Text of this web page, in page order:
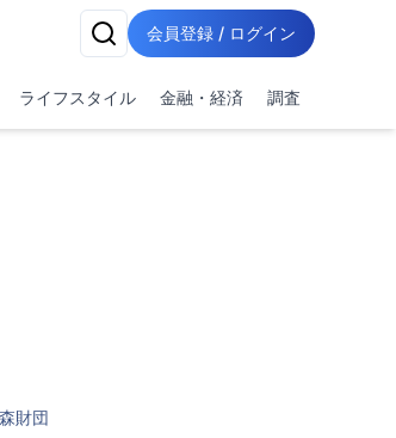
会員登録 / ログイン
ライフスタイル 金融・経済 調査
財団